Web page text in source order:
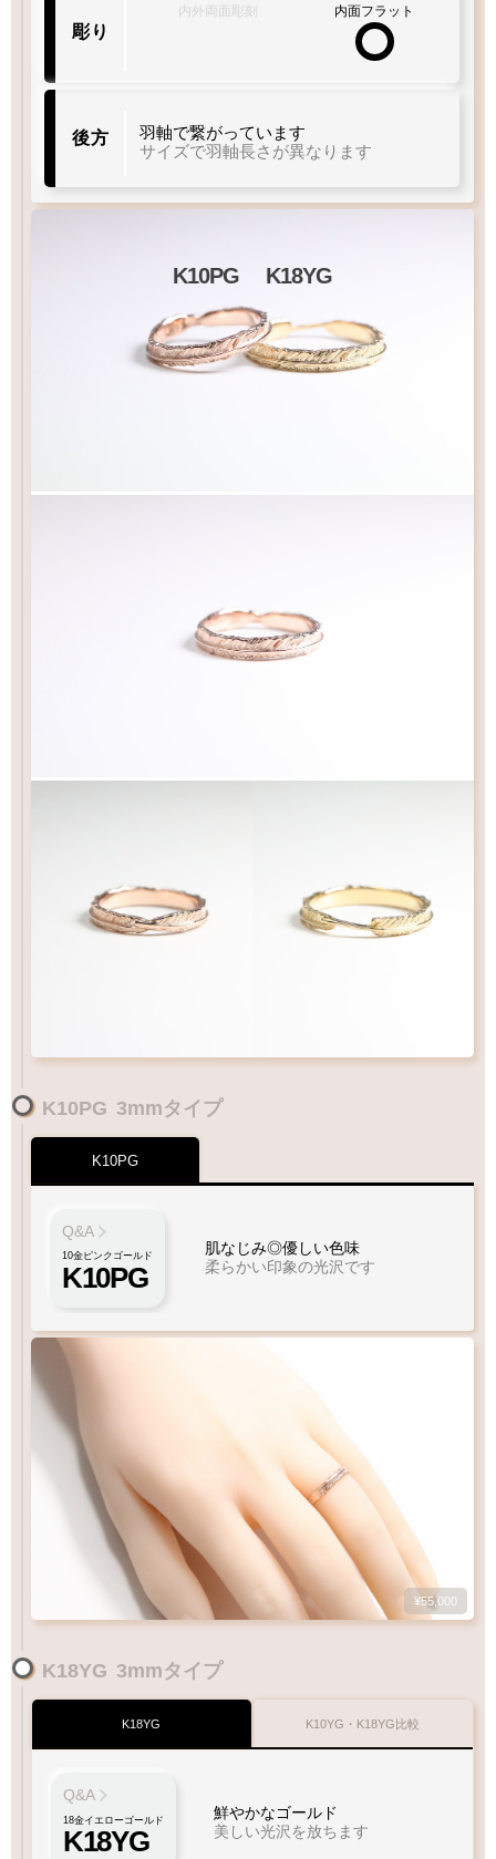
彫り
内外両面彫刻 内面フラット
後方
羽軸で繋がっています
サイズで羽軸長さが異なります
K10PG K18YG
K10PG 3mmタイプ
K10PG
Q&A
10金ピンクゴールド
K10PG
肌なじみ◎優しい色味
柔らかい印象の光沢です
¥55,000
K18YG 3mmタイプ
K18YG
Q&A
18金イエローゴールド
K18YG
鮮やかなゴールド
美しい光沢を放ちます
K10YG・K18YG比較